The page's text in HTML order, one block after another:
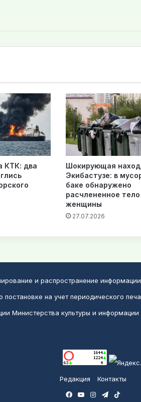
КТК: два
Шокирующая
Экибастузе: в
баке обнаружено
расчлененное тело
женщины
27.07.2026
и распространение
на учет периодического
Министерства культуры и информации
Редакция
Контакты
Facebook
YouTubeInstagram
Telegram
TikTok